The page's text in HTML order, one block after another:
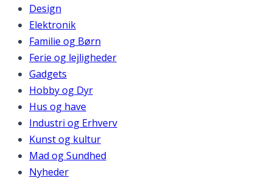
Design
Elektronik
Familie og Børn
Ferie og lejligheder
Gadgets
Hobby og Dyr
Hus og have
Industri og Erhverv
Kunst og kultur
Mad og Sundhed
Nyheder